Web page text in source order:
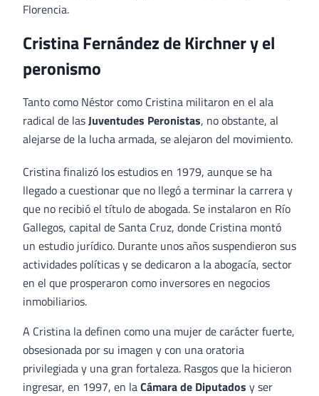
Florencia.
Cristina Fernández de Kirchner y el
peronismo
Tanto como Néstor como Cristina militaron en el ala
radical de lasJuventudes Peronistas, no obstante, al
alejarse de la lucha armada, se alejaron del movimiento.
Cristina finalizó los estudios en 1979, aunque se ha
llegado a cuestionar que no llegó a terminar la carrera y
que no recibió el título de abogada. Se instalaron en Río
Gallegos, capital de Santa Cruz, donde Cristina montó
un estudio jurídico. Durante unos años suspendieron sus
actividades políticas y se dedicaron a la abogacía, sector
en el que prosperaron como inversores en negocios
inmobiliarios.
A Cristina la definen como una mujer de carácter fuerte,
obsesionada por su imagen y con una oratoria
privilegiada y una gran fortaleza. Rasgos que la hicieron
ingresar, en 1997, en laCámara de Diputados y ser